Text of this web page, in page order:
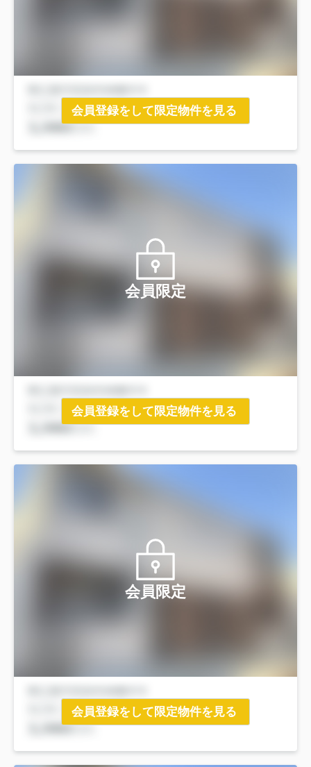
会員登録をして限定物件を見る
会員限定
会員登録をして限定物件を見る
会員限定
会員登録をして限定物件を見る